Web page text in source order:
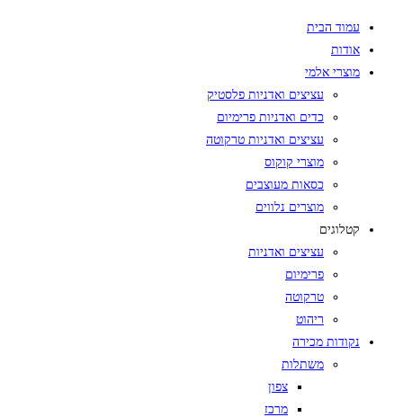
עמוד הבית
אודות
מוצרי אלמי
עציצים ואדניות פלסטיק
כדים ואדניות פרימיום
עציצים ואדניות טרקוטה
מוצרי קוקוס
כסאות מעוצבים
מוצרים נלווים
קטלוגים
עציצים ואדניות
פרימיום
טרקוטה
ריהוט
נקודות מכירה
משתלות
צפון
מרכז